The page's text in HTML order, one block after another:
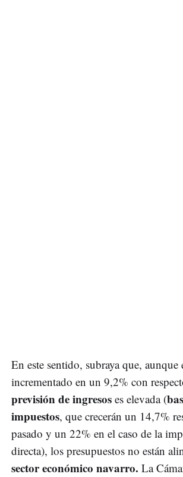
En este sentido, subraya que, aunque
incrementado en un 9,2% con
previsión de ingresos es elevada (
impuestos, que crecerán un 14,7%
pasado y un 22% en el caso de la
directa), los presupuestos no están
sector económico navarro. La